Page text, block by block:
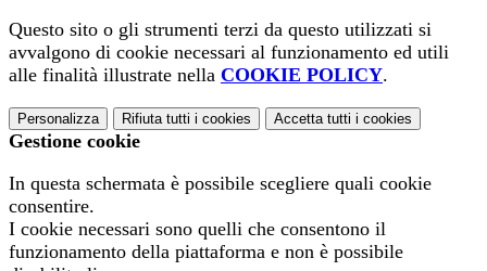
Questo sito o gli strumenti terzi da questo utilizzati si
avvalgono di cookie necessari al funzionamento ed utili
alle finalità illustrate nella COOKIE POLICY.
Personalizza Rifiuta tutti i cookies Accetta tutti i cookies
Gestione cookie
In questa schermata è possibile scegliere quali cookie
consentire.
I cookie necessari sono quelli che consentono il
funzionamento della piattaforma e non è possibile